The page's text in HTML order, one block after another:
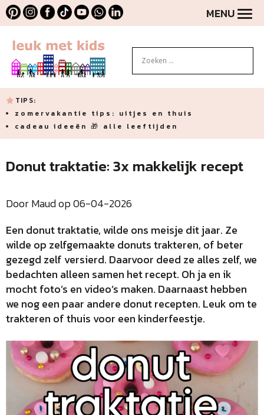
MENU
TIPS:
zomervakantie tips: uitjes en thuis
cadeau ideeën 🎁 alle leeftijden
Donut traktatie: 3x makkelijk recept
Door Maud op 06-04-2026
Een donut traktatie, wilde ons meisje dit jaar. Ze
wilde op zelfgemaakte donuts trakteren, of beter
gezegd zelf versierd. Daarvoor deed ze alles zelf, we
bedachten alleen samen het recept. Oh ja en ik
mocht foto’s en video’s maken. Daarnaast hebben
we nog een paar andere donut recepten. Leuk om te
trakteren of thuis voor een kinderfeestje.